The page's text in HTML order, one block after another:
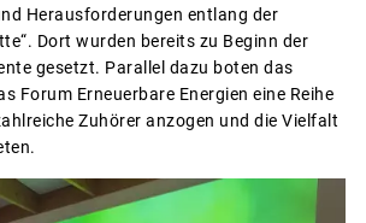
Herausforderungen entlang der
Dort wurden bereits zu Beginn der
gesetzt. Parallel dazu boten das
Forum Erneuerbare Energien eine Reihe
Zuhörer anzogen und die Vielfalt